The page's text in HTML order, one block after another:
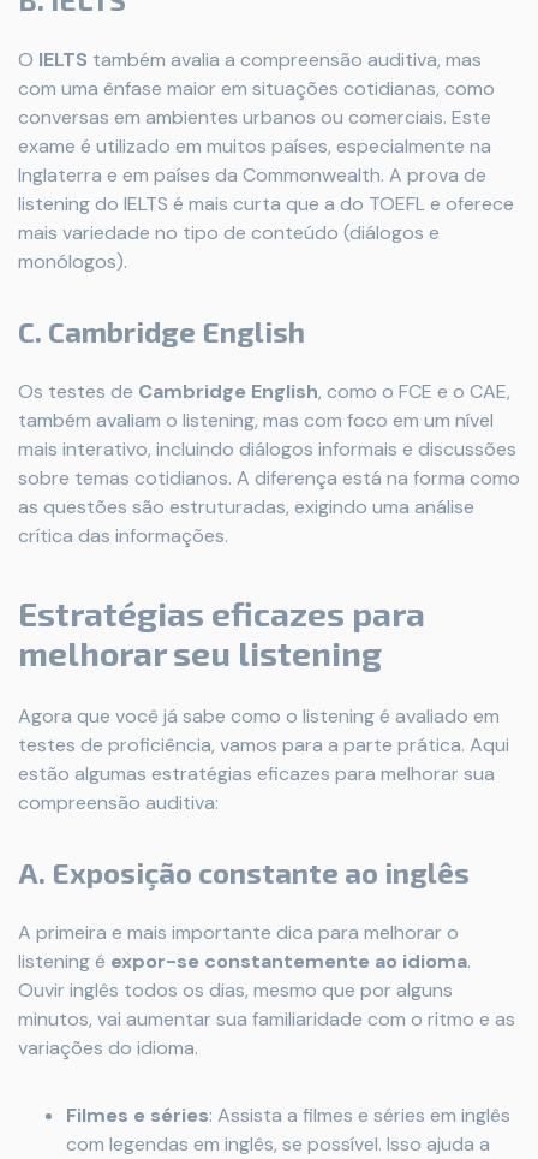
O IELTS também avalia a compreensão auditiva, mas
com uma ênfase maior em situações cotidianas, como
conversas em ambientes urbanos ou comerciais. Este
exame é utilizado em muitos países, especialmente na
Inglaterra e em países da Commonwealth. A prova de
listening do IELTS é mais curta que a do TOEFL e oferece
mais variedade no tipo de conteúdo (diálogos e
monólogos).
C. Cambridge English
Os testes de Cambridge English, como o FCE e o CAE,
também avaliam o listening, mas com foco em um nível
mais interativo, incluindo diálogos informais e discussões
sobre temas cotidianos. A diferença está na forma como
as questões são estruturadas, exigindo uma análise
crítica das informações.
Estratégias eficazes para
melhorar seu listening
Agora que você já sabe como o listening é avaliado em
testes de proficiência, vamos para a parte prática. Aqui
estão algumas estratégias eficazes para melhorar sua
compreensão auditiva:
A. Exposição constante ao inglês
A primeira e mais importante dica para melhorar o
listening é expor-se constantemente ao idioma.
Ouvir inglês todos os dias, mesmo que por alguns
minutos, vai aumentar sua familiaridade com o ritmo e as
variações do idioma.
Filmes e séries: Assista a filmes e séries em inglês
com legendas em inglês, se possível. Isso ajuda a